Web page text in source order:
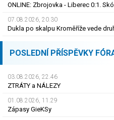
07.08.2026, 20.30
POSLEDNÍ PŘÍSPĚVKY
03.08.2026, 22.46
ZTRÁTY a NÁLEZY
01.08.2026, 11.29
Zápasy GieKSy